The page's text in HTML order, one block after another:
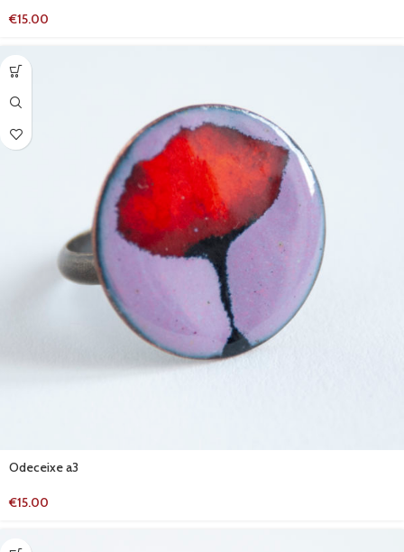
€15.00
Odeceixe a3
€15.00